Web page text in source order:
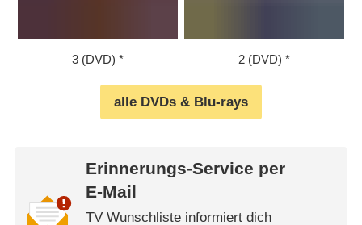
3 (DVD) 2 (DVD)
alle DVDs & Blu-rays
Erinnerungs-Service per
E-Mail
TV Wunschliste informiert dich